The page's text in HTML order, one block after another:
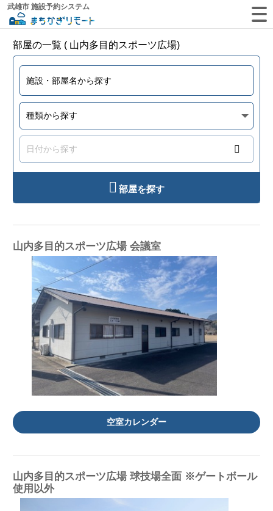
武雄市 施設予約システム
部屋の一覧 ( 山内多目的スポーツ広場)
部屋を探す
山内多目的スポーツ広場 会議室
空室カレンダー
山内多目的スポーツ広場 球技場全面 ※ゲートボール
使用以外